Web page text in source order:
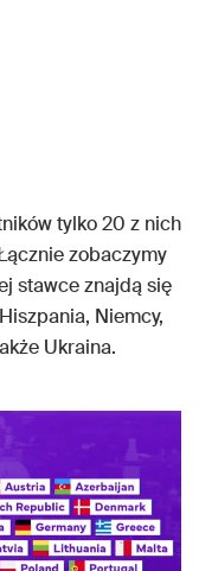
tylko 20 z nich
zobaczymy
stawce znajdą się
Niemcy,
Ukraina.